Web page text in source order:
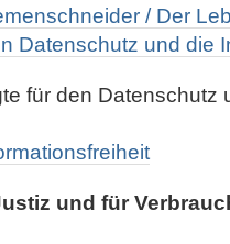
/ Der
Datenschutz und die
für den Datenschutz
und für